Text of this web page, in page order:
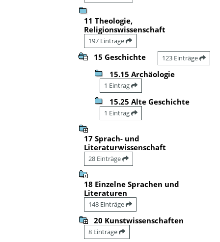
11 Theologie,
Religionswissenschaft
197 Einträge
15 Geschichte 123 Einträge
15.15 Archäologie
1 Eintrag
15.25 Alte Geschichte
1 Eintrag
17 Sprach- und
Literaturwissenschaft
28 Einträge
18 Einzelne Sprachen und
Literaturen
148 Einträge
20 Kunstwissenschaften
8 Einträge